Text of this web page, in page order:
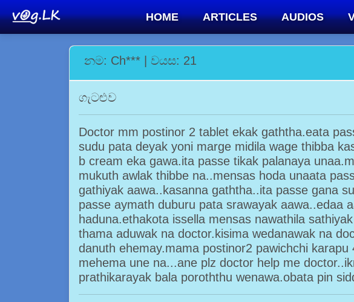
HOME ARTICLES AUDIOS
නම: Ch*** | වයස: 21
ගැටළුව
Doctor mm postinor 2 tablet ekak gaththa.eata
sudu pata deyak yoni marge midila wage thibba
b cream eka gawa.ita passe tikak palanaya
mukuth awlak thibbe na..mensas hoda unaata
gathiyak aawa..kasanna gaththa..ita passe gana
passe aymath duburu pata srawayak aawa..edaa
haduna.ethakota issella mensas nawathila
thama aduwak na doctor.kisima wedanawak na
danuth ehemay.mama postinor2 pawichchi karapu
mehema une na...ane plz doctor help me
prathikarayak bala poroththu wenawa.obata pin